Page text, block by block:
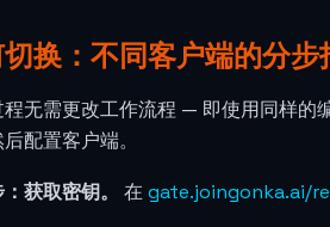
换：不同客户端的分步
程无需更改工作流程 — 即使用同样的
配置客户端。
获取密钥。 在 gate.joingonka.ai/